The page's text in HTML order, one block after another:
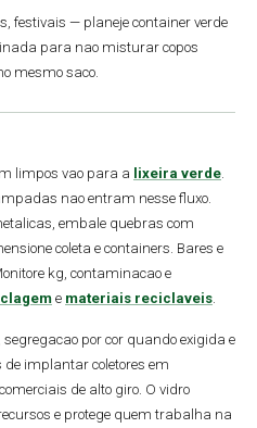
festivais — planeje container verde
para nao misturar copos
mesmo saco.
limpos vao para a lixeira verde
nao entram nesse fluxo.
embale quebras com
coleta e containers. Bares e
kg, contaminacao e
e materiais reciclaveis
por cor quando exigida e
de implantar coletores em
de alto giro. O vidro
e protege quem trabalha na